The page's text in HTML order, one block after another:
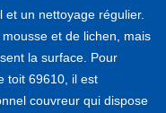
un nettoyage régulier.
et de lichen, mais
la surface. Pour
toit 69610, il est
couvreur qui dispose